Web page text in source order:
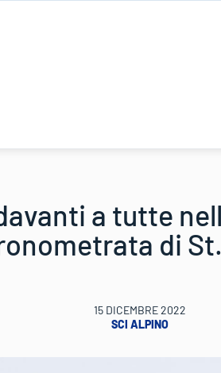
a tutte
di
15 DICEMBRE 2022
SCI ALPINO